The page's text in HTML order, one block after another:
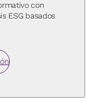
con
ESG basados